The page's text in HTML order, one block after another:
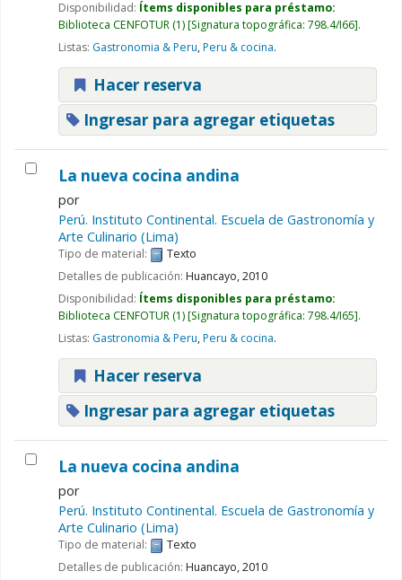
Disponibilidad: Ítems disponibles para préstamo:
Biblioteca CENFOTUR (1) Signatura topográfica: 798.4/I66 .
Listas: Gastronomia & Peru,Peru & cocina.
Hacer reserva
Ingresar para agregar etiquetas
La nueva cocina andina
por
Perú. Instituto Continental. Escuela de Gastronomía y
Arte Culinario (Lima)
Tipo de material:
Texto
Detalles de publicación: Huancayo,2010
Disponibilidad: Ítems disponibles para préstamo:
Biblioteca CENFOTUR (1) Signatura topográfica: 798.4/I65 .
Listas: Gastronomia & Peru,Peru & cocina.
Hacer reserva
Ingresar para agregar etiquetas
La nueva cocina andina
por
Perú. Instituto Continental. Escuela de Gastronomía y
Arte Culinario (Lima)
Tipo de material:
Texto
Detalles de publicación: Huancayo,2010